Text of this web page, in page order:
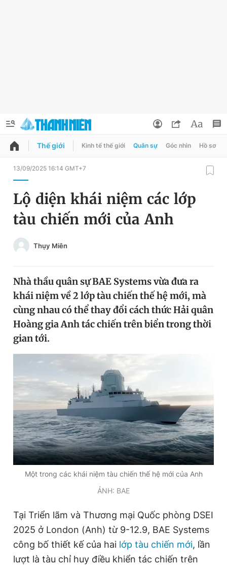
QUẢNG CÁO
Chuyên mục
Chuyên mục khác
Tin thị trường Tin 360
Video Magazine
Sản phẩm khác
Tiện ích Bạn cần biết
Thông tin tòa soạn Liên hệ quảng cáo
Đọc Thanh Niên trên điện thoại
Theo dõi báo trên
Đổi mật khẩu
Tin đã lưu
Tin đã xem
Đăng xuất
Thế giới Kinh tế thế giới Quân sự Góc nhìn Hồ sơ
13/09/2025 16:14 GMT+7
Lộ diện khái niệm các lớp
tàu chiến mới của Anh
Thụy Miên
Nhà thầu quân sự BAE Systems vừa đưa ra
khái niệm về 2 lớp tàu chiến thế hệ mới, mà
cùng nhau có thể thay đổi cách thức Hải quân
Hoàng gia Anh tác chiến trên biển trong thời
gian tới.
Một trong các khái niệm tàu chiến thế hệ mới của Anh
ẢNH: BAE
Tại Triển lãm và Thương mại Quốc phòng DSEI
2025 ở London (Anh) từ 9-12.9, BAE Systems
công bố thiết kế của hai lớp tàu chiến mới, lần
lượt là tàu chỉ huy điều khiển tác chiến trên